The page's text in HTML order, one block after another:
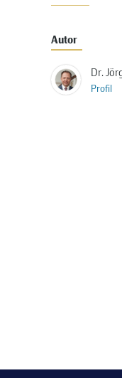
Autor
Dr.
Profil